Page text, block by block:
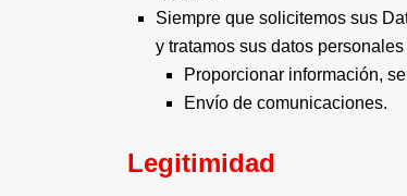
Siempre que solicitemos sus
y tratamos sus datos
Proporcionar información,
Envío de comunicaciones.
Legitimidad